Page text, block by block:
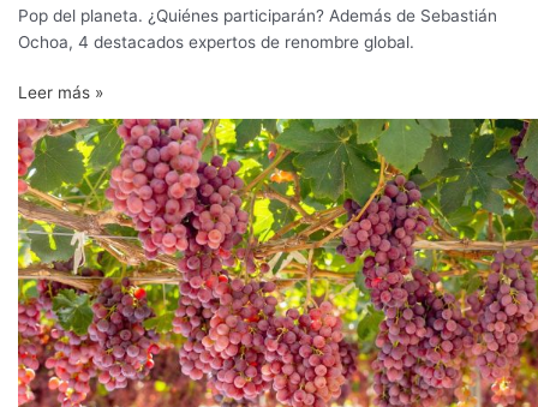
Pop del planeta. ¿Quiénes participarán? Además de Sebastián
Ochoa, 4 destacados expertos de renombre global.
Leer más »
Comienza
programa
para
optimizar
el
uso
del
agua
en
nuevas
variedades